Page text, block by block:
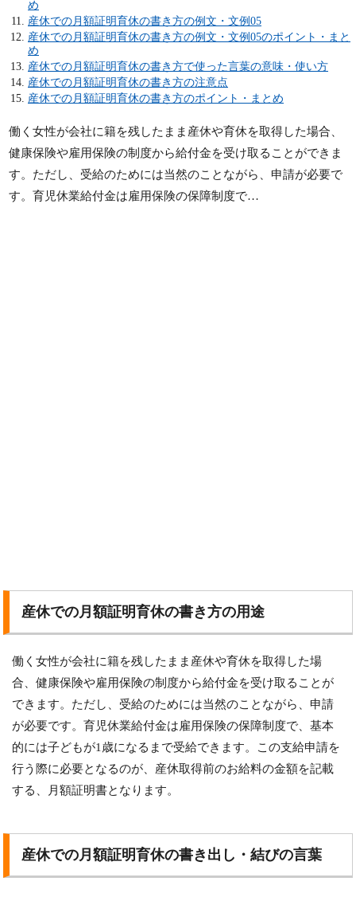
め
産休での月額証明育休の書き方の例文・文例05
産休での月額証明育休の書き方の例文・文例05のポイント・まと
め
産休での月額証明育休の書き方で使った言葉の意味・使い方
産休での月額証明育休の書き方の注意点
産休での月額証明育休の書き方のポイント・まとめ
働く女性が会社に籍を残したまま産休や育休を取得した場合、
健康保険や雇用保険の制度から給付金を受け取ることができま
す。ただし、受給のためには当然のことながら、申請が必要で
す。育児休業給付金は雇用保険の保障制度で…
産休での月額証明育休の書き方の用途
働く女性が会社に籍を残したまま産休や育休を取得した場
合、健康保険や雇用保険の制度から給付金を受け取ることが
できます。ただし、受給のためには当然のことながら、申請
が必要です。育児休業給付金は雇用保険の保障制度で、基本
的には子どもが1歳になるまで受給できます。この支給申請を
行う際に必要となるのが、産休取得前のお給料の金額を記載
する、月額証明書となります。
産休での月額証明育休の書き出し・結びの言葉